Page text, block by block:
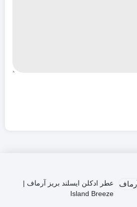
عطر ادکلن ایسلند بریز آرماف |
Island Breeze